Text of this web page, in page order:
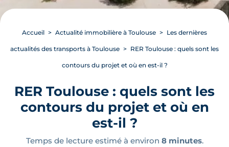
Accueil Actualité immobilière à Toulouse Les dernières
actualités des transports à Toulouse RER Toulouse : quels sont les
contours du projet et où en est-il ?
RER Toulouse : quels sont les
contours du projet et où en
est-il ?
Temps de lecture estimé à environ 8 minutes.